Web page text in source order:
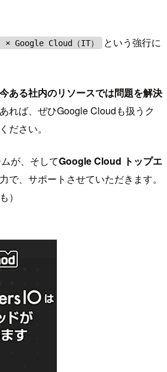
× Google Cloud（IT）
という強行に
今ある社内のリソースでは問題を解決
れば、ぜひGoogle Cloudも扱うク
ださい。
が、そしてGoogle Cloud トップエ
で、サポートさせていただきます。
）